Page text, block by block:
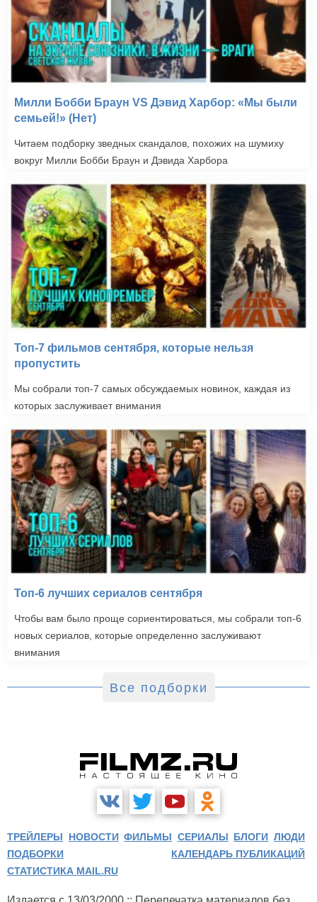
Милли Бобби Браун VS Дэвид Харбор: «Мы были
семьей!» (Нет)
Читаем подборку зведных скандалов, похожих на шумиху
вокруг Милли Бобби Браун и Дэвида Харбора
Топ-7 фильмов сентября, которые нельзя
пропустить
Мы собрали топ-7 самых обсуждаемых новинок, каждая из
которых заслуживает внимания
Топ-6 лучших сериалов сентября
Чтобы вам было проще сориентироваться, мы собрали топ-6
новых сериалов, которые определенно заслуживают
внимания
Все подборки
ТРЕЙЛЕРЫ НОВОСТИ ФИЛЬМЫ СЕРИАЛЫ БЛОГИ ЛЮДИ
ПОДБОРКИ
КАЛЕНДАРЬ ПУБЛИКАЦИЙ
СТАТИСТИКА MAIL.RU